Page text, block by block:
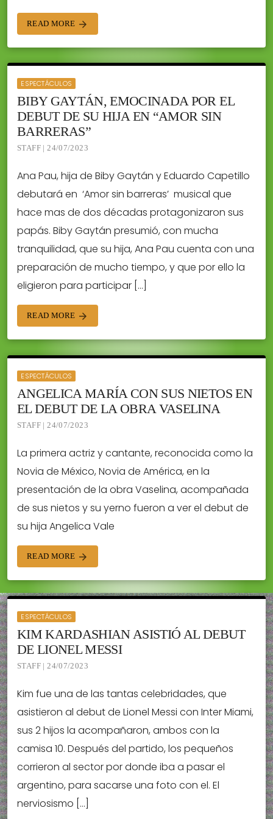
READ MORE arrow_forward
ESPECTÁCULOS
BIBY GAYTÁN, EMOCINADA POR EL
DEBUT DE SU HIJA EN “AMOR SIN
BARRERAS”
STAFF | 24/07/2023
Ana Pau, hija de Biby Gaytán y Eduardo Capetillo
debutará en ‘Amor sin barreras’ musical que
hace mas de dos décadas protagonizaron sus
papás. Biby Gaytán presumió, con mucha
tranquilidad, que su hija, Ana Pau cuenta con una
preparación de mucho tiempo, y que por ello la
eligieron para participar […]
READ MORE arrow_forward
ESPECTÁCULOS
ANGELICA MARÍA CON SUS NIETOS EN
EL DEBUT DE LA OBRA VASELINA
STAFF | 24/07/2023
La primera actriz y cantante, reconocida como la
Novia de México, Novia de América, en la
presentación de la obra Vaselina, acompañada
de sus nietos y su yerno fueron a ver el debut de
su hija Angelica Vale
READ MORE arrow_forward
ESPECTÁCULOS
KIM KARDASHIAN ASISTIÓ AL DEBUT
DE LIONEL MESSI
STAFF | 24/07/2023
Kim fue una de las tantas celebridades, que
asistieron al debut de Lionel Messi con Inter Miami,
sus 2 hijos la acompañaron, ambos con la
camisa 10. Después del partido, los pequeños
corrieron al sector por donde iba a pasar el
argentino, para sacarse una foto con el. El
nerviosismo […]